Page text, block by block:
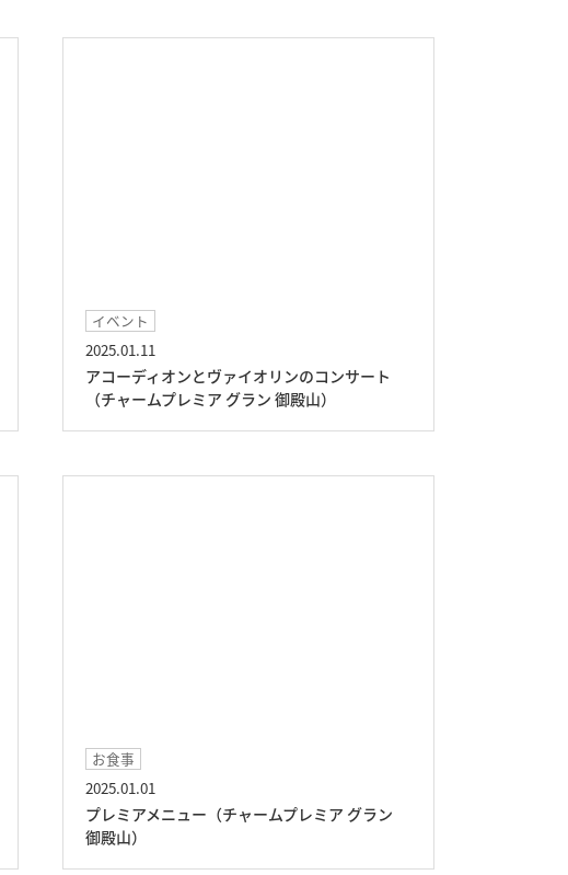
イベント
2025.01.11
アコーディオンとヴァイオリンのコンサート
（チャームプレミア グラン 御殿山）
お食事
2025.01.01
プレミアメニュー（チャームプレミア グラン
御殿山）